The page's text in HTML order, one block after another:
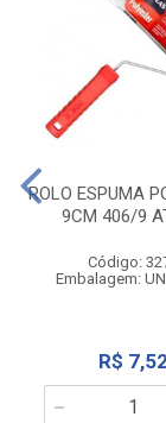
ROLO ESPUMA
9CM 406/9
Código:
Embalagem:
R$ 7,52